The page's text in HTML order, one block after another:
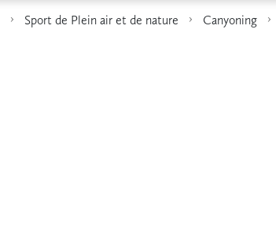
Sport de Plein air et de nature Canyoning